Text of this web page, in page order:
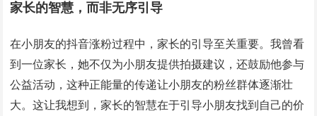
家长的智慧，而非无序引导
在小朋友的抖音涨粉过程中，家长的引导至关重要。我曾看
到一位家长，她不仅为小朋友提供拍摄建议，还鼓励他参与
公益活动，这种正能量的传递让小朋友的粉丝群体逐渐壮
大。这让我想到，家长的智慧在于引导小朋友找到自己的价